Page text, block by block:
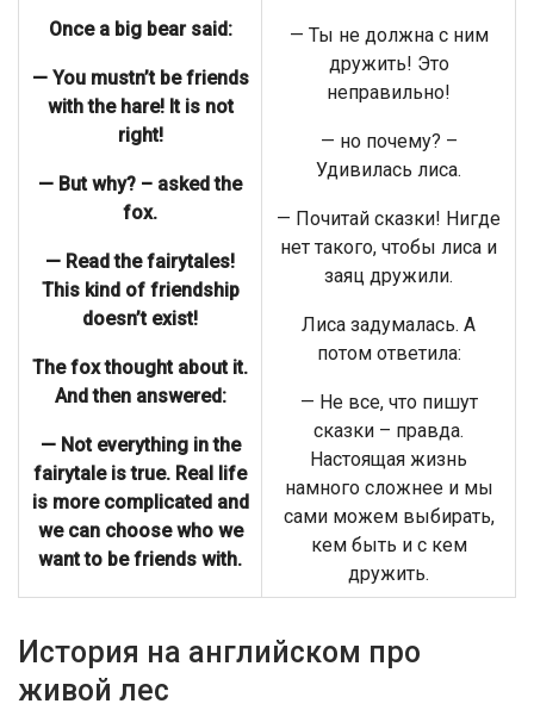
Once a big bear said:
— You mustn’t be friends
with the hare! It is not
right!
— But why? – asked the
fox.
— Read the fairytales!
This kind of friendship
doesn’t exist!
The fox thought about it.
And then answered:
— Not everything in the
fairytale is true. Real life
is more complicated and
we can choose who we
want to be friends with.
— Ты не должна с ним
дружить! Это
неправильно!
— но почему? –
Удивилась лиса.
— Почитай сказки! Нигде
нет такого, чтобы лиса и
заяц дружили.
Лиса задумалась. А
потом ответила:
— Не все, что пишут
сказки – правда.
Настоящая жизнь
намного сложнее и мы
сами можем выбирать,
кем быть и с кем
дружить.
История на английском про
живой лес